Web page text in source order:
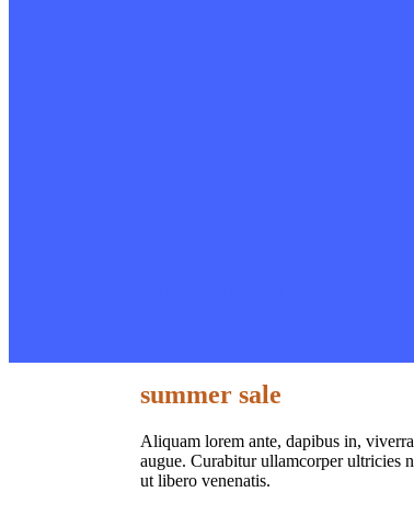
Product Showcase
summer sale
Aliquam lorem ante, dapibus in,
augue. Curabitur ullamcorper ultricies
ut libero venenatis.